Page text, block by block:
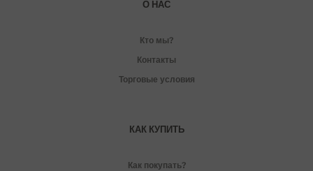
О НАС
Кто мы?
Контакты
Торговые условия
КАК КУПИТЬ
Как покупать?